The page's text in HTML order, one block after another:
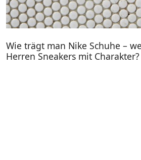
Wie trägt man Nike Schuhe –
Herren Sneakers mit